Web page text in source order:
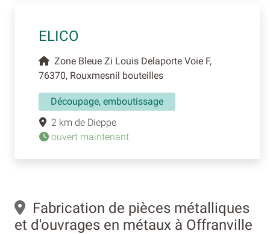
ELICO
Zone Bleue Zi Louis Delaporte Voie F,
76370, Rouxmesnil bouteilles
Découpage, emboutissage
2 km de Dieppe
ouvert maintenant
Fabrication de pièces métalliques
et d'ouvrages en métaux à Offranville